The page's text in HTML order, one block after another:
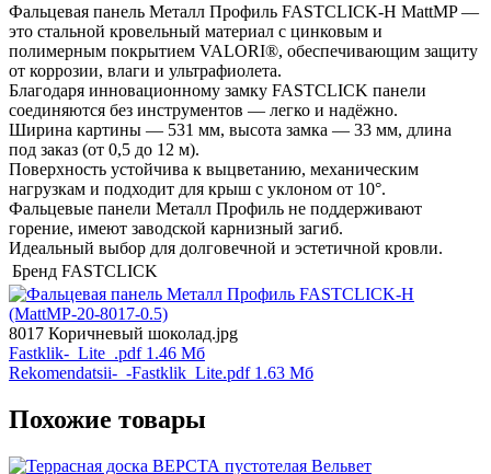
Фальцевая панель Металл Профиль FASTCLICK-Н MattMP —
это стальной кровельный материал с цинковым и
полимерным покрытием VALORI®, обеспечивающим защиту
от коррозии, влаги и ультрафиолета.
Благодаря инновационному замку FASTCLICK панели
соединяются без инструментов — легко и надёжно.
Ширина картины — 531 мм, высота замка — 33 мм, длина
под заказ (от 0,5 до 12 м).
Поверхность устойчива к выцветанию, механическим
нагрузкам и подходит для крыш с уклоном от 10°.
Фальцевые панели Металл Профиль не поддерживают
горение, имеют заводской карнизный загиб.
Идеальный выбор для долговечной и эстетичной кровли.
Бренд FASTCLICK
8017 Коричневый шоколад.jpg
Fastklik-_Lite_.pdf 1.46 Мб
Rekomendatsii-_-Fastklik_Lite.pdf 1.63 Мб
Похожие товары